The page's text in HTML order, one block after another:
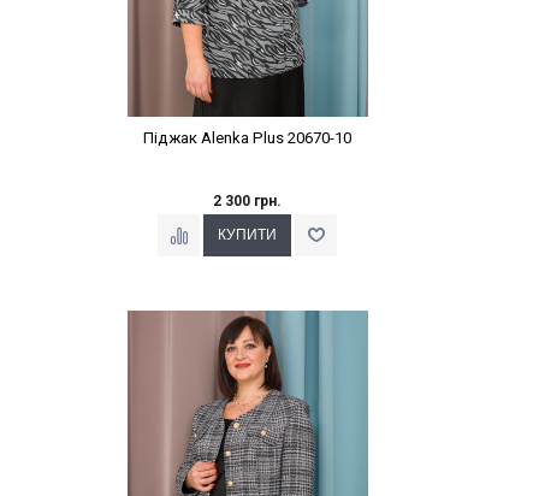
Піджак Alenka Plus 20670-10
2 300 грн.
Наклейки Варіант з %